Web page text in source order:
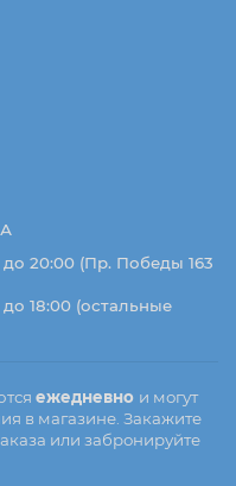
20:00 (Пр. Победы 163
18:00 (остальные
ежедневно и могут
в магазине. Закажите
или забронируйте